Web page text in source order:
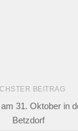
BEITRAG
31. Oktober in
Betzdorf